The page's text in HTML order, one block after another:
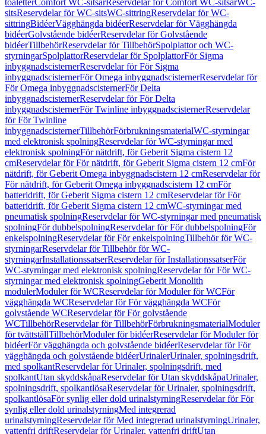
toaletterComfort WC-sitsarReservdelar för Comfort WC-sitsarWC-
sitsReservdelar för WC-sitsWC-sittringReservdelar för WC-
sittringBidéerVägghängda bidéerReservdelar för Vägghängda
bidéerGolvstående bidéerReservdelar för Golvstående
bidéerTillbehörReservdelar för TillbehörSpolplattor och WC-
styrningarSpolplattorReservdelar för SpolplattorFör Sigma
inbyggnadscisternerReservdelar för För Sigma
inbyggnadscisternerFör Omega inbyggnadscisternerReservdelar för
För Omega inbyggnadscisternerFör Delta
inbyggnadscisternerReservdelar för För Delta
inbyggnadscisternerFör Twinline inbyggnadscisternerReservdelar
för För Twinline
inbyggnadscisternerTillbehörFörbrukningsmaterialWC-styrningar
med elektronisk spolningReservdelar för WC-styrningar med
elektronisk spolningFör nätdrift, för Geberit Sigma cistern 12
cmReservdelar för För nätdrift, för Geberit Sigma cistern 12 cmFör
nätdrift, för Geberit Omega inbyggnadscistern 12 cmReservdelar för
För nätdrift, för Geberit Omega inbyggnadscistern 12 cmFör
batteridrift, för Geberit Sigma cistern 12 cmReservdelar för För
batteridrift, för Geberit Sigma cistern 12 cmWC-styrningar med
pneumatisk spolningReservdelar för WC-styrningar med pneumatisk
spolningFör dubbelspolningReservdelar för För dubbelspolningFör
enkelspolningReservdelar för För enkelspolningTillbehör för WC-
styrningarReservdelar för Tillbehör för WC-
styrningarInstallationssatserReservdelar för InstallationssatserFör
WC-styrningar med elektronisk spolningReservdelar för För WC-
styrningar med elektronisk spolningGeberit Monolith
modulerModuler för WCReservdelar för Moduler för WCFör
vägghängda WCReservdelar för För vägghängda WCFör
golvstående WCReservdelar för För golvstående
WCTillbehörReservdelar för TillbehörFörbrukningsmaterialModuler
för tvättställTillbehörModuler för bidéerReservdelar för Moduler för
bidéerFör vägghängda och golvstående bidéerReservdelar för För
vägghängda och golvstående bidéerUrinalerUrinaler, spolningsdrift,
med spolkantReservdelar för Urinaler, spolningsdrift, med
spolkantUtan skyddskåpaReservdelar för Utan skyddskåpaUrinaler,
spolningsdrift, spolkantlösaReservdelar för Urinaler, spolningsdrift,
spolkantlösaFör synlig eller dold urinalstyrningReservdelar för För
synlig eller dold urinalstyrningMed integrerad
urinalstyrningReservdelar för Med integrerad urinalstyrningUrinaler,
vattenfri driftReservdelar för Urinaler, vattenfri driftUtan